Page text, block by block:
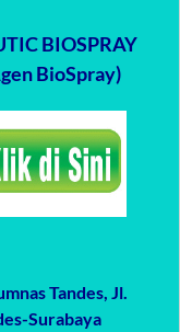
BIOSPRAY
BioSpray)
Tandes, Jl.
Surabaya